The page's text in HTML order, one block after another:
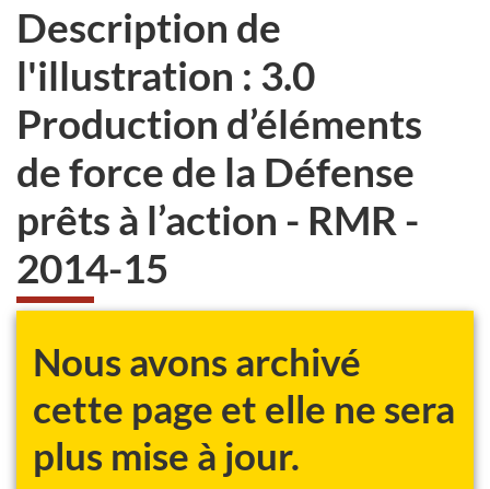
Description de
l'illustration : 3.0
Production d’éléments
de force de la Défense
prêts à l’action - RMR -
2014-15
Nous avons archivé
cette page et elle ne sera
plus mise à jour.